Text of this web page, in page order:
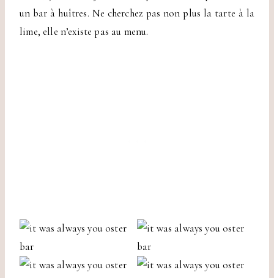
un bar à huîtres. Ne cherchez pas non plus la tarte à la
lime, elle n’existe pas au menu.